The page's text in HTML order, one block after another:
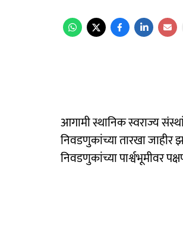
आगामी स्थानिक स्वराज्य
निवडणुकांच्या तारखा जाहीर
निवडणुकांच्या पार्श्वभूमीवर